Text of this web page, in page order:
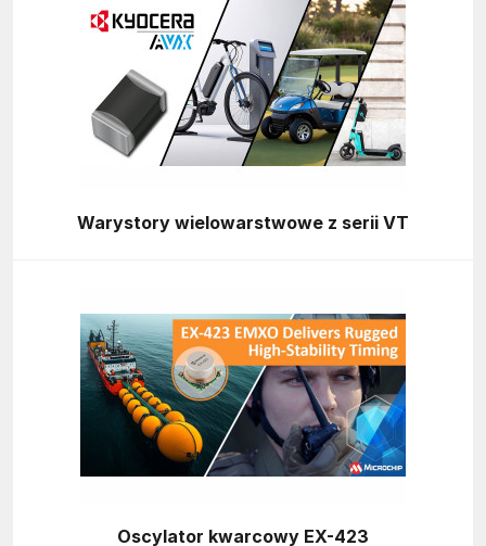
Warystory wielowarstwowe z serii VT
Oscylator kwarcowy EX-423